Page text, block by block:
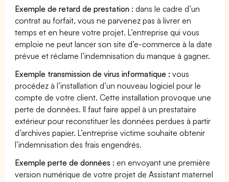
Exemple de retard de prestation : dans le cadre d’un
contrat au forfait, vous ne parvenez pas à livrer en
temps et en heure votre projet. L’entreprise qui vous
emploie ne peut lancer son site d’e-commerce à la date
prévue et réclame l’indemnisation du manque à gagner.
Exemple transmission de virus informatique : vous
procédez à l’installation d’un nouveau logiciel pour le
compte de votre client. Cette installation provoque une
perte de données. Il faut faire appel à un prestataire
extérieur pour reconstituer les données perdues à partir
d’archives papier. L’entreprise victime souhaite obtenir
l’indemnisation des frais engendrés.
Exemple perte de données : en envoyant une première
version numérique de votre projet de Assistant maternel